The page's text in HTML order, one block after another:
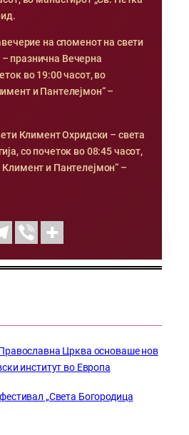
на споменот на свети
празнична Вечерна
во 19:00 часот, во
и Пантелејмон“ –
Климент Охридски – света
со почеток во 08:45 часот,
и Пантелејмон“ –
Црква основаше нов
институт во Европа
„Света Богородица